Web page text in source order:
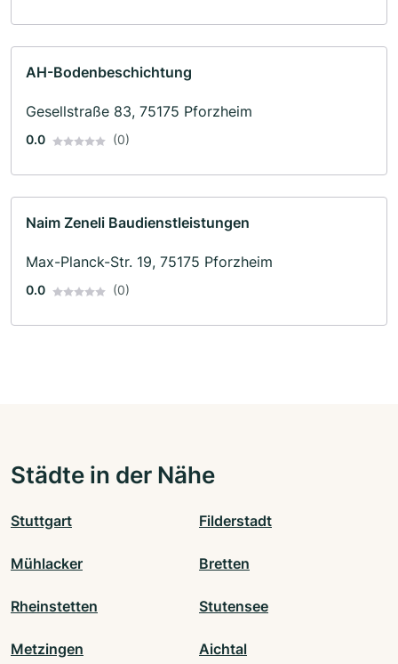
AH-Bodenbeschichtung
Gesellstraße 83, 75175 Pforzheim
0.0 (0)
Naim Zeneli Baudienstleistungen
Max-Planck-Str. 19, 75175 Pforzheim
0.0 (0)
Städte in der Nähe
Stuttgart Filderstadt
Mühlacker Bretten
Rheinstetten Stutensee
Metzingen Aichtal